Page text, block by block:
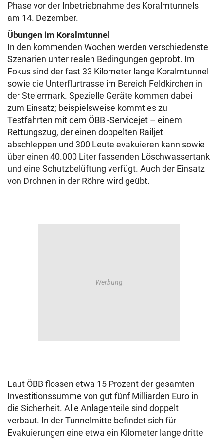
Phase vor der Inbetriebnahme des Koralmtunnels
am 14. Dezember.
Übungen im Koralmtunnel
In den kommenden Wochen werden verschiedenste
Szenarien unter realen Bedingungen geprobt. Im
Fokus sind der fast 33 Kilometer lange Koralmtunnel
sowie die Unterflurtrasse im Bereich Feldkirchen in
der Steiermark. Spezielle Geräte kommen dabei
zum Einsatz; beispielsweise kommt es zu
Testfahrten mit dem ÖBB -Servicejet – einem
Rettungszug, der einen doppelten Railjet
abschleppen und 300 Leute evakuieren kann sowie
über einen 40.000 Liter fassenden Löschwassertank
und eine Schutzbelüftung verfügt. Auch der Einsatz
von Drohnen in der Röhre wird geübt.
Laut ÖBB flossen etwa 15 Prozent der gesamten
Investitionssumme von gut fünf Milliarden Euro in
die Sicherheit. Alle Anlagenteile sind doppelt
verbaut. In der Tunnelmitte befindet sich für
Evakuierungen eine etwa ein Kilometer lange dritte